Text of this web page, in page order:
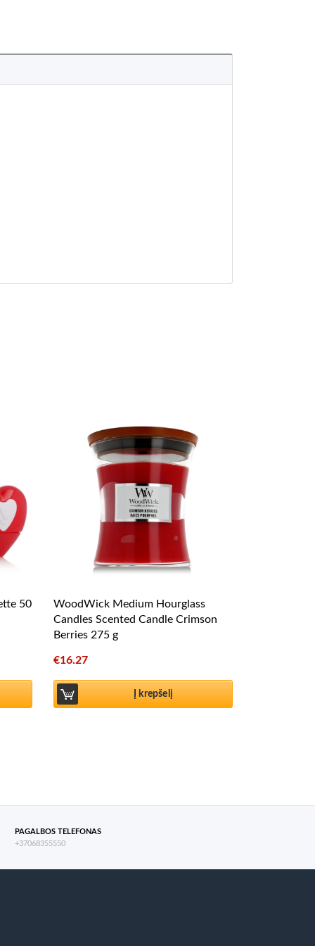
50
WoodWick Medium Hourglass
Candles Scented Candle Crimson
Berries 275 g
€16.27
Į krepšelį
PAGALBOS TELEFONAS
+37068355550